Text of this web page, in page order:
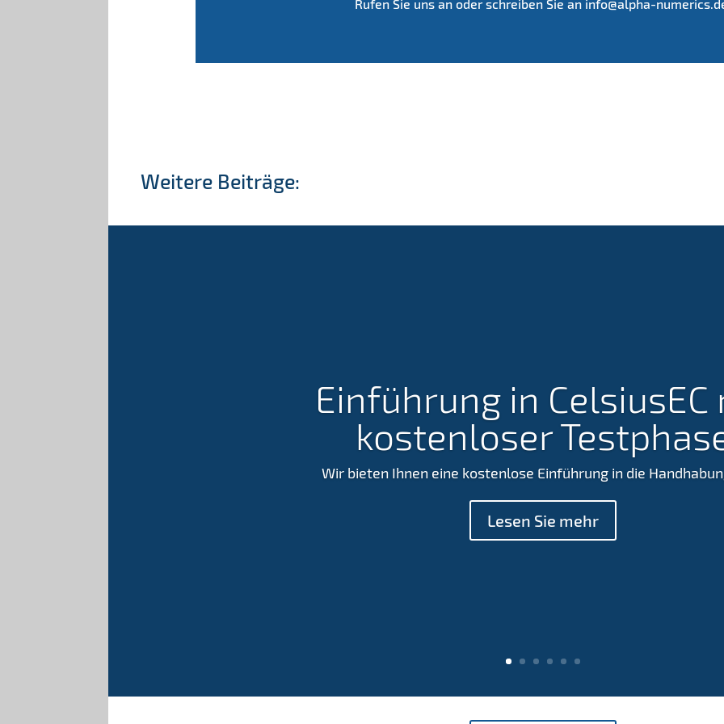
Rufen Sie uns an oder schreiben Sie an info@alpha-
Weitere Beiträge:
Einführung in CelsiusEC
kostenloser
Wir bieten Ihnen eine kostenlose Einführung in die
Lesen Sie mehr